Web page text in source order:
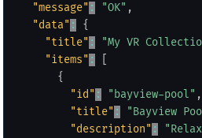
"message" : "OK" ,
"data" :
{
"title" : "My VR
"items" :
{
"id" : "bayview-pool" ,
"title" : "Bayview
"description" :